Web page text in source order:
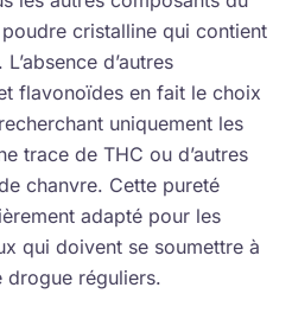
cristalline qui contient
d’autres
flavonoïdes en fait le choix
uniquement les
trace de THC ou d’autres
chanvre. Cette pureté
adapté pour les
qui doivent se soumettre à
drogue réguliers.